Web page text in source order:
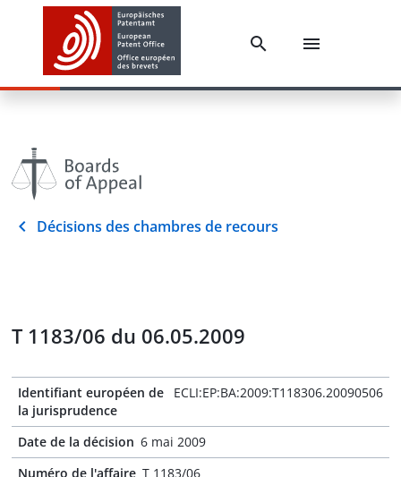
Décisions des chambres de recours
T 1183/06 du 06.05.2009
Identifiant européen de
la jurisprudence
ECLI:EP:BA:2009:T118306.20090506
Date de la décision 6 mai 2009
Numéro de l'affaire T 1183/06